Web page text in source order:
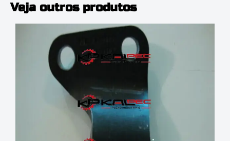
Veja outros produtos